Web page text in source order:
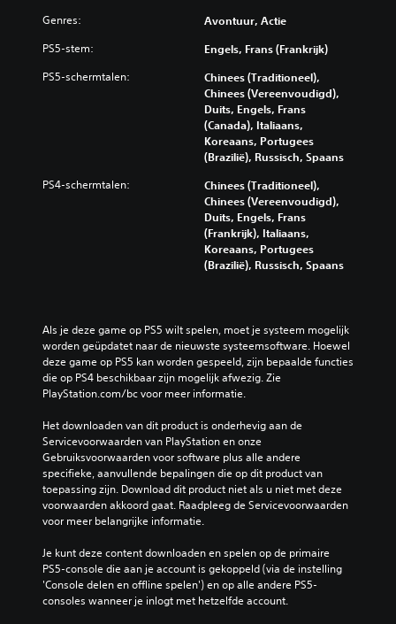
Genres: Avontuur, Actie
PS5-stem: Engels, Frans (Frankrijk)
PS5-schermtalen:
Chinees (Traditioneel),
Chinees (Vereenvoudigd),
Duits, Engels, Frans
(Canada), Italiaans,
Koreaans, Portugees
(Brazilië), Russisch, Spaans
PS4-schermtalen:
Chinees (Traditioneel),
Chinees (Vereenvoudigd),
Duits, Engels, Frans
(Frankrijk), Italiaans,
Koreaans, Portugees
(Brazilië), Russisch, Spaans
Als je deze game op PS5 wilt spelen, moet je systeem mogelijk
worden geüpdatet naar de nieuwste systeemsoftware. Hoewel
deze game op PS5 kan worden gespeeld, zijn bepaalde functies
die op PS4 beschikbaar zijn mogelijk afwezig. Zie
PlayStation.com/bc voor meer informatie.
Het downloaden van dit product is onderhevig aan de
Servicevoorwaarden van PlayStation en onze
Gebruiksvoorwaarden voor software plus alle andere
specifieke, aanvullende bepalingen die op dit product van
toepassing zijn. Download dit product niet als u niet met deze
voorwaarden akkoord gaat. Raadpleeg de Servicevoorwaarden
voor meer belangrijke informatie.
Je kunt deze content downloaden en spelen op de primaire
PS5-console die aan je account is gekoppeld (via de instelling
'Console delen en offline spelen') en op alle andere PS5-
consoles wanneer je inlogt met hetzelfde account.